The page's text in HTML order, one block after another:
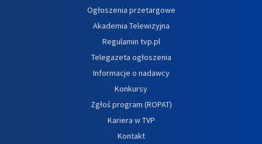
Ogłoszenia przetargowe
Akademia Telewizyjna
Regulamin tvp.pl
Telegazeta ogłoszenia
Informacje o nadawcy
Konkursy
Zgłoś program (ROPAT)
Kariera w TVP
Kontakt